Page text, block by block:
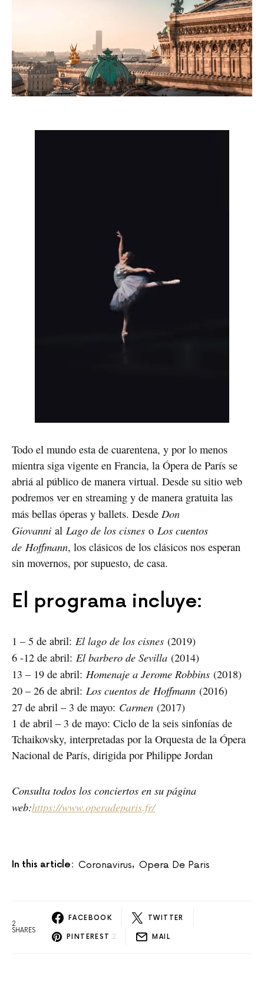
Todo el mundo esta de cuarentena, y por lo menos
mientra siga vigente en Francia, la Ópera de París se
abriá al público de manera virtual. Desde su sitio web
podremos ver en streaming y de manera gratuita las
más bellas óperas y ballets. Desde Don
Giovanni al Lago de los cisnes o Los cuentos
de Hoffmann, los clásicos de los clásicos nos esperan
sin movernos, por supuesto, de casa.
El programa incluye:
1 – 5 de abril: El lago de los cisnes (2019)
6 -12 de abril: El barbero de Sevilla (2014)
13 – 19 de abril: Homenaje a Jerome Robbins (2018)
20 – 26 de abril: Los cuentos de Hoffmann (2016)
27 de abril – 3 de mayo: Carmen (2017)
1 de abril – 3 de mayo: Ciclo de la seis sinfonías de
Tchaikovsky, interpretadas por la Orquesta de la Ópera
Nacional de París, dirigida por Philippe Jordan
Consulta todos los conciertos en su página
web:https://www.operadeparis.fr/
In this article: Coronavirus, Opera De Paris
2
SHARES
FACEBOOK TWITTER
PINTEREST 2 MAIL